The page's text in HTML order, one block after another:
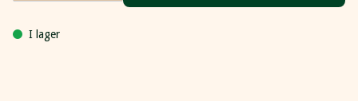
I lager